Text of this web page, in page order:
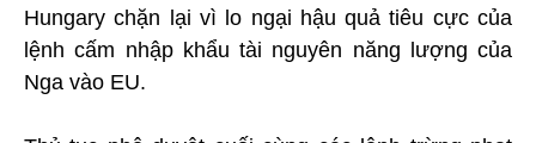
Hungary chặn lại vì lo ngại hậu quả tiêu cực của
lệnh cấm nhập khẩu tài nguyên năng lượng của
Nga vào EU.